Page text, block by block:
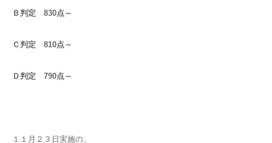
Ｂ判定 830点～
Ｃ判定 810点～
Ｄ判定 790点～
１１月２３日実施の、